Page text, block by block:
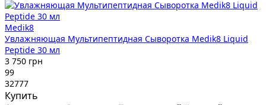
Medik8
Увлажняющая Мультипептидная Сыворотка Medik8 Liquid
Peptide 30 мл
3 750 грн
99
32777
Купить